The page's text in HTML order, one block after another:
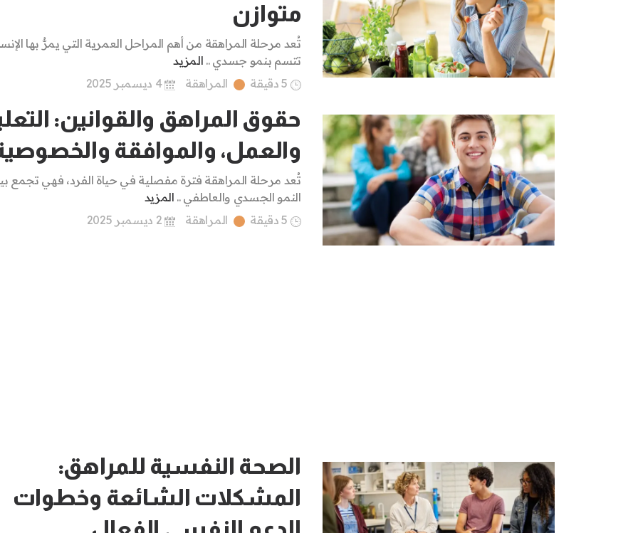
متوازن
تُعد مرحلة المراهقة من أهم المراحل العمرية التي يمرُّ بها
تتسم بنمو جسدي .. المزيد
5 دقيقة
المراهقة 4 ديسمبر 2025
حقوق المراهق والقوانين:
والعمل، والموافقة
تُعد مرحلة المراهقة فترة مفصلية في حياة الفرد، فهي تجمع
النمو الجسدي والعاطفي .. المزيد
5 دقيقة
المراهقة 2 ديسمبر 2025
الصحة النفسية للمراهق:
المشكلات الشائعة وخطوات